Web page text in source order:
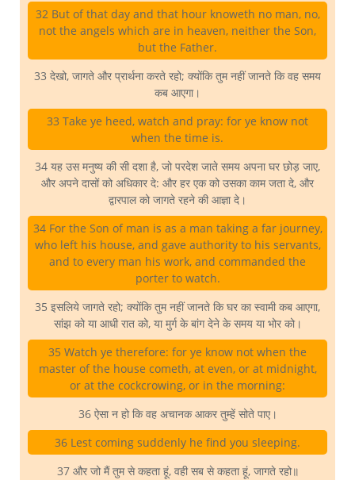
32 But of that day and that hour knoweth no man, no,
not the angels which are in heaven, neither the Son,
but the Father.
33 देखो, जागते और प्रार्थना करते रहो; क्योंकि तुम नहीं जानते कि वह समय
कब आएगा।
33 Take ye heed, watch and pray: for ye know not
when the time is.
34 यह उस मनुष्य की सी दशा है, जो परदेश जाते समय अपना घर छोड़ जाए,
और अपने दासों को अधिकार दे: और हर एक को उसका काम जता दे, और
द्वारपाल को जागते रहने की आज्ञा दे।
34 For the Son of man is as a man taking a far journey,
who left his house, and gave authority to his servants,
and to every man his work, and commanded the
porter to watch.
35 इसलिये जागते रहो; क्योंकि तुम नहीं जानते कि घर का स्वामी कब आएगा,
सांझ को या आधी रात को, या मुर्ग के बांग देने के समय या भोर को।
35 Watch ye therefore: for ye know not when the
master of the house cometh, at even, or at midnight,
or at the cockcrowing, or in the morning:
36 ऐसा न हो कि वह अचानक आकर तुम्हें सोते पाए।
36 Lest coming suddenly he find you sleeping.
37 और जो मैं तुम से कहता हूं, वही सब से कहता हूं, जागते रहो॥